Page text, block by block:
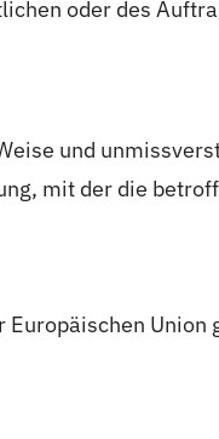
oder des
und
mit der die
Union